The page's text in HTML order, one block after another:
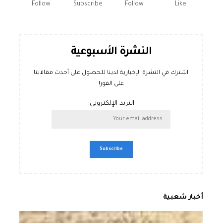
Like
Follow
Subscribe
Follow
النشرة الأسبوعية
اشترك في النشرة الإخبارية لدينا للحصول على أحدث مقالاتنا
على الفور!
البريد الإلكتروني:
أخبار شعبية